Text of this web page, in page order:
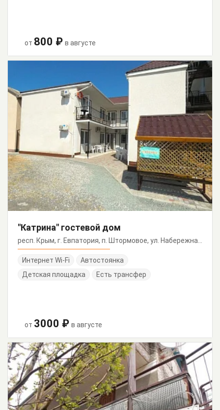
от 800 ₽ в августе
"Катрина" гостевой дом
Интернет Wi-Fi
Автостоянка
Детская площадка
Есть трансфер
от 3000 ₽ в августе